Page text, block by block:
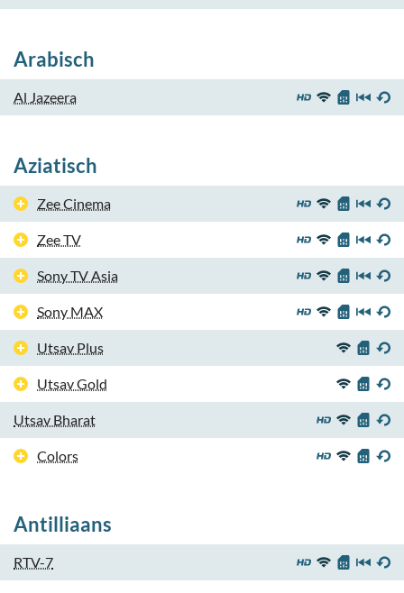
Arabisch
Al Jazeera
Aziatisch
Zee Cinema
Zee TV
Sony TV Asia
Sony MAX
Utsav Plus
Utsav Gold
Utsav Bharat
Colors
Antilliaans
RTV-7